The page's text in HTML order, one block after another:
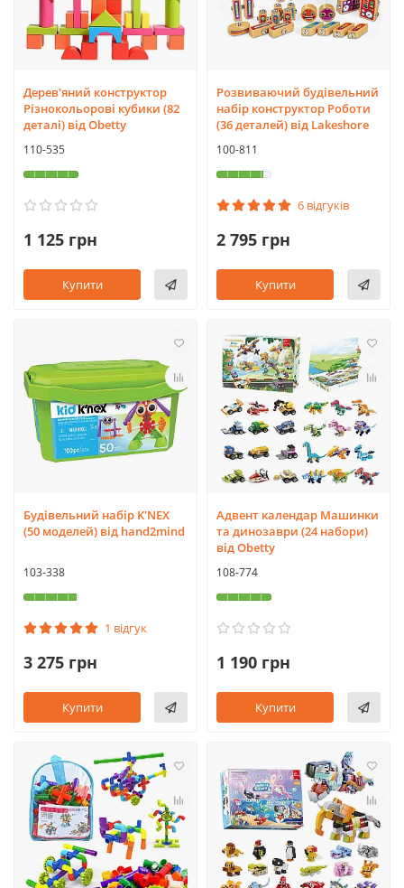
Дерев'яний конструктор
Різнокольорові кубики (82
деталі) від Obetty
110-535
1 125 грн
Купити
Розвиваючий будівельний
набір конструктор Роботи
(36 деталей) від Lakeshore
100-811
6 відгуків
2 795 грн
Купити
Будівельний набір K'NEX
(50 моделей) від hand2mind
103-338
1 відгук
3 275 грн
Купити
Адвент календар Машинки
та динозаври (24 набори)
від Obetty
108-774
1 190 грн
Купити